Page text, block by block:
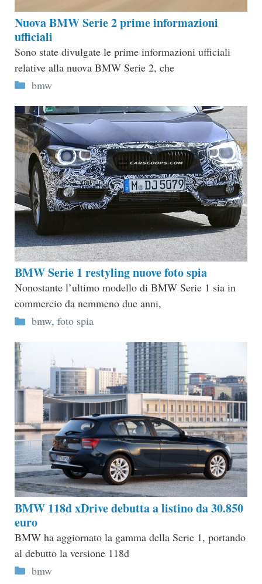
Nuova BMW Serie 2 prime informazioni
ufficiali
Sono state divulgate le prime informazioni ufficiali
relative alla nuova BMW Serie 2, che
Categorie
bmw
BMW Serie 1 restyling nuove foto spia
Nonostante l’ultimo modello di BMW Serie 1 sia in
commercio da nemmeno due anni,
Categorie
bmw, foto spia
BMW 118d xDrive debutta a listino da 30.850
euro
BMW ha aggiornato la gamma della Serie 1, portando
al debutto la versione 118d
Categorie
bmw